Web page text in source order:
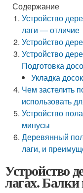
Содержание
Устройство
лаги — отличие
Устройство
Устройство
Подготовка
Укладка досок
Чем застелить
использовать
Устройство
минусы
Деревянный
лаги, и
Устройство
лагах.